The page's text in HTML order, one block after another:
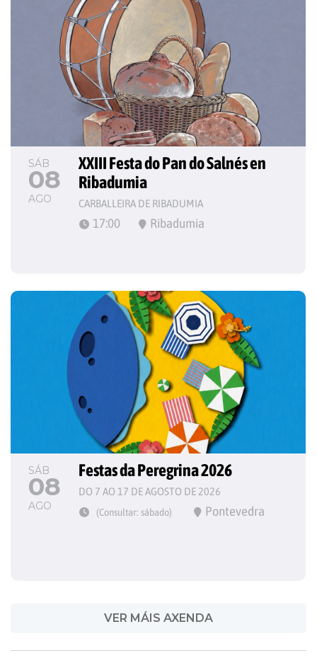
SÁB
08
AGO
XXIII Festa do Pan do Salnés en
Ribadumia
CARBALLEIRA DE RIBADUMIA
17:00 Ribadumia
SÁB
08
AGO
Festas da Peregrina 2026
DO 7 AO 17 DE AGOSTO DE 2026
(Consultar: sábado) Pontevedra
VER MÁIS AXENDA